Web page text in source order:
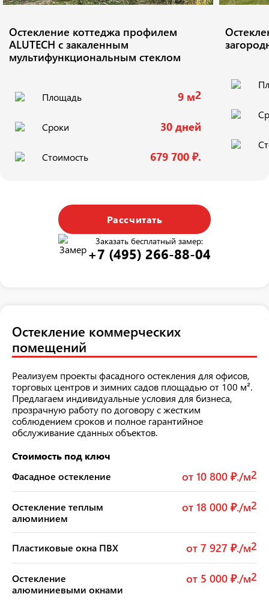
Остекление коттеджа профилем
ALUTECH с закаленным
мультифункциональным стеклом
Площадь 9 м2
Сроки 30 дней
Стоимость 679 700 ₽.
Рассчитать
Заказать бесплатный замер:
+7 (495) 266-88-04
Остекление коммерческих
помещений
Реализуем проекты фасадного остекления для офисов,
торговых центров и зимних садов площадью от 100 м².
Предлагаем индивидуальные условия для бизнеса,
прозрачную работу по договору с жестким
соблюдением сроков и полное гарантийное
обслуживание сданных объектов.
Стоимость под ключ
Фасадное остекление
от 10 800 ₽./м2
Остекление теплым
алюминием
от 18 000 ₽./м2
Пластиковые окна ПВХ от 7 927 ₽./м2
Остекление
алюминиевыми окнами
от 5 000 ₽./м2